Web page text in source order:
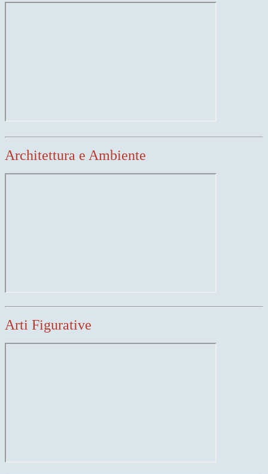
Architettura e Ambiente
Arti Figurative